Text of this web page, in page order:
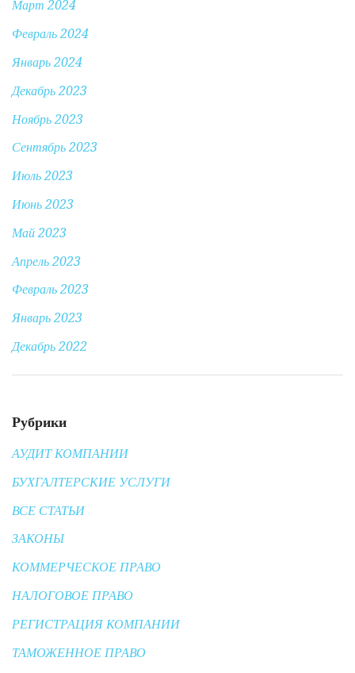
Март 2024
Февраль 2024
Январь 2024
Декабрь 2023
Ноябрь 2023
Сентябрь 2023
Июль 2023
Июнь 2023
Май 2023
Апрель 2023
Февраль 2023
Январь 2023
Декабрь 2022
Рубрики
АУДИТ КОМПАНИИ
БУХГАЛТЕРСКИЕ УСЛУГИ
ВСЕ СТАТЬИ
ЗАКОНЫ
КОММЕРЧЕСКОЕ ПРАВО
НАЛОГОВОЕ ПРАВО
РЕГИСТРАЦИЯ КОМПАНИИ
ТАМОЖЕННОЕ ПРАВО